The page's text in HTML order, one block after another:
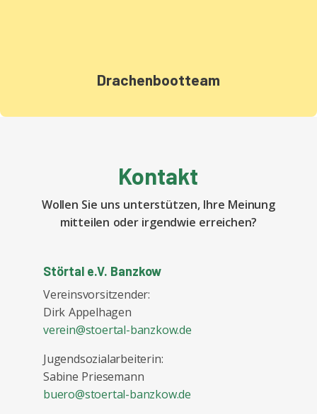
Drachenbootteam
Kontakt
Wollen Sie uns unterstützen, Ihre Meinung
mitteilen oder irgendwie erreichen?
Störtal e.V. Banzkow
Vereinsvorsitzender:
Dirk Appelhagen
verein@stoertal-banzkow.de
Jugendsozialarbeiterin:
Sabine Priesemann
buero@stoertal-banzkow.de